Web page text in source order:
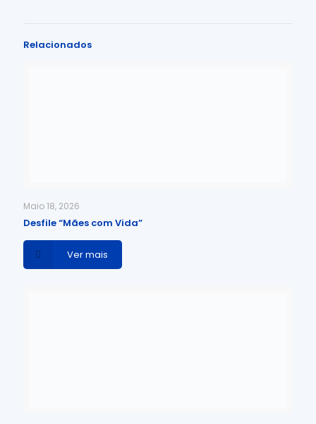
Relacionados
Maio 18, 2026
Desfile “Mães com Vida”
Ver mais